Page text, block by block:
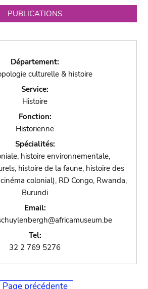
PUBLICATIONS
Département:
culturelle & histoire
Service:
Histoire
Fonction:
Historienne
Spécialités:
histoire environnementale,
histoire de la faune, histoire des
colonial), RD Congo, Rwanda,
Burundi
Email:
Tel:
32 2 769 5276
Page précédente